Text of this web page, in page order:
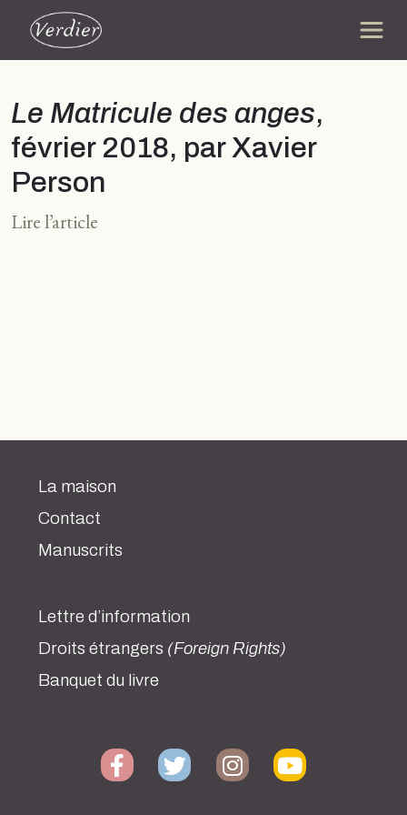
Le Matricule des anges,
février 2018, par Xavier
Person
Lire l’article
La maison
Contact
Manuscrits
Lettre d’information
Droits étrangers (Foreign Rights)
Banquet du livre